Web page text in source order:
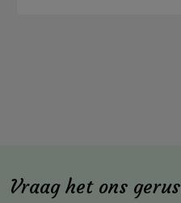
Vraag het ons